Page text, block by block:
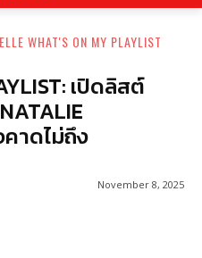
ELLE WHAT'S ON MY PLAYLIST
เปิดลิสต์
าดไม่ถึง
November 8, 2025